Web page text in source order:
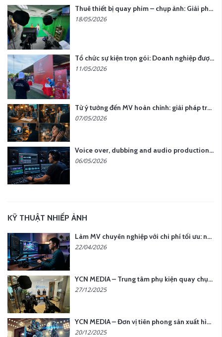
Thuê thiết bị quay phim – chụp ảnh: Giải pháp tối ưu chi phí cho doanh nghiệp
18/05/2026
Tổ chức sự kiện trọn gói: Doanh nghiệp được gì khi chọn đơn vị chuyên nghiệp?
11/05/2026
Từ ý tưởng đến MV hoàn chỉnh: giải pháp trọn gói tại YCN Media
07/05/2026
Voice over, dubbing and audio production services in Vietnam for global content
06/05/2026
KỸ THUẬT NHIẾP ẢNH
Làm MV chuyên nghiệp với chi phí tối ưu: nên chọn quay thực tế hay video AI?
22/04/2026
YCN MEDIA – Trung tâm phụ kiện quay chụp tại Hà Nội
27/12/2025
YCN MEDIA – Đơn vị tiên phong sản xuất hình ảnh & âm thanh bằng AI tại Hà Nội
20/12/2025